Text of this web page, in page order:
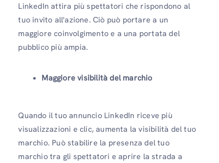
LinkedIn attira più spettatori che rispondono al
tuo invito all'azione. Ciò può portare a un
maggiore coinvolgimento e a una portata del
pubblico più ampia.
Maggiore visibilità del marchio
Quando il tuo annuncio LinkedIn riceve più
visualizzazioni e clic, aumenta la visibilità del tuo
marchio. Può stabilire la presenza del tuo
marchio tra gli spettatori e aprire la strada a